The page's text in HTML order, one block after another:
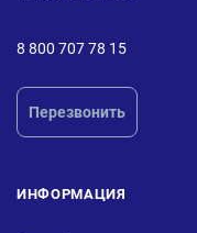
8 800 707 78 15
Перезвонить
ИНФОРМАЦИЯ